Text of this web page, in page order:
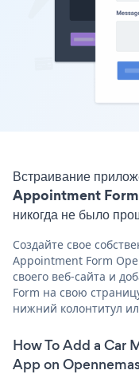
Встраивание
Appointment Form
никогда не было
Создайте свое
Appointment Form
своего веб-сайта и
Form на свою
нижний колонтитул
How To Add a Car
App on